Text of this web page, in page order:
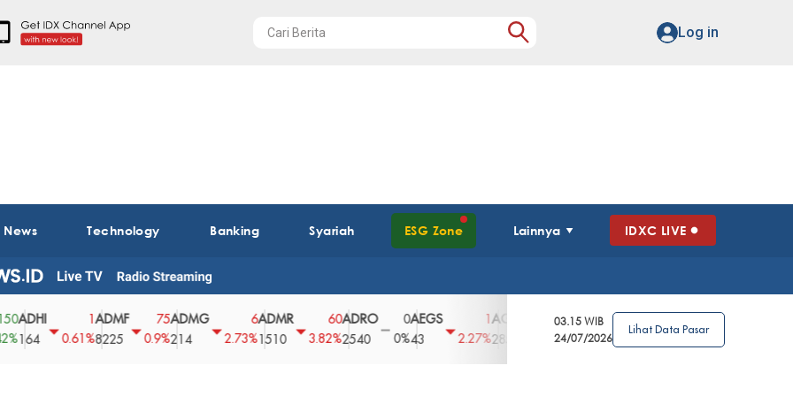
Log in
Technology Banking Syariah ESG Zone Lainnya IDXC LIVE
0.61%
ADMF
8225
75
0.9%
ADMG
214
2.73%
ADMR
1510
60
3.82%
ADRO
2540
0
0%
AEGS
2.27% 2850
3.39%
AGRO
4
2.63%
0%
03.15 WIB
24/07/2026
Lihat Data Pasar